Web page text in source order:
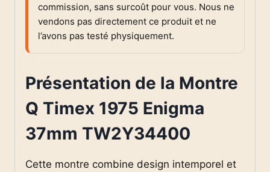
commission, sans surcoût pour vous. Nous ne
vendons pas directement ce produit et ne
l’avons pas testé physiquement.
Présentation de la Montre
Q Timex 1975 Enigma
37mm TW2Y34400
Cette montre combine design intemporel et